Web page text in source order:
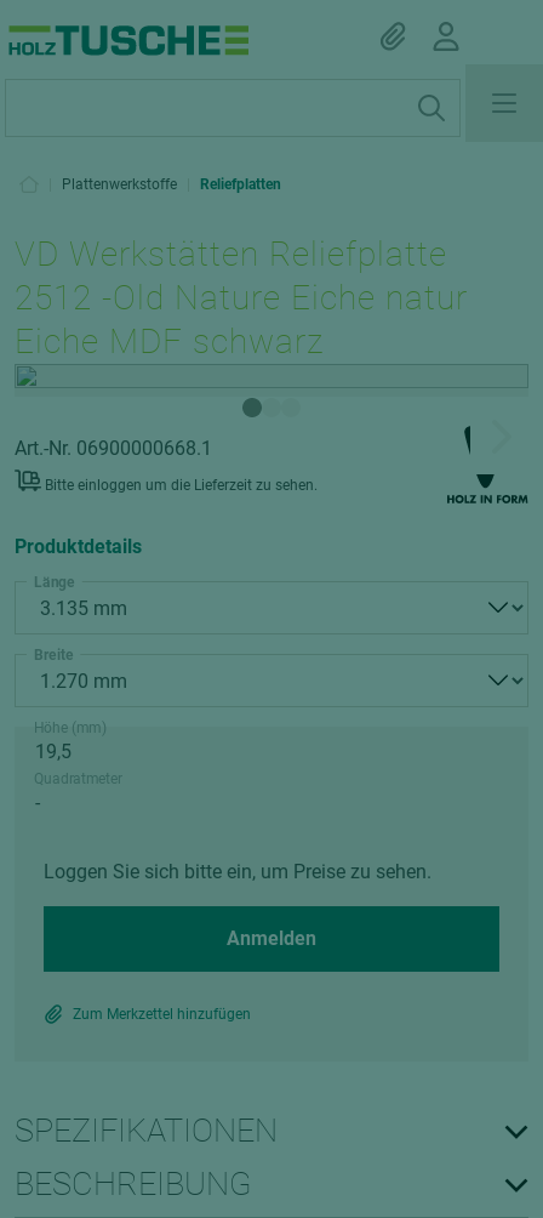
Plattenwerkstoffe Reliefplatten
VD Werkstätten Reliefplatte
2512 -Old Nature Eiche natur
Eiche MDF schwarz
Art.-Nr. 06900000668.1
Bitte einloggen um die Lieferzeit zu sehen.
Produktdetails
Länge
Breite
Höhe (mm)
Quadratmeter
Loggen Sie sich bitte ein, um Preise zu sehen.
Anmelden
Zum Merkzettel hinzufügen
SPEZIFIKATIONEN
BESCHREIBUNG